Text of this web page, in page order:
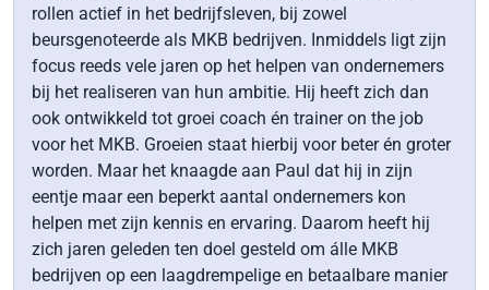
rollen actief in het bedrijfsleven, bij zowel
beursgenoteerde als MKB bedrijven. Inmiddels ligt zijn
focus reeds vele jaren op het helpen van ondernemers
bij het realiseren van hun ambitie. Hij heeft zich dan
ook ontwikkeld tot groei coach én trainer on the job
voor het MKB. Groeien staat hierbij voor beter én groter
worden. Maar het knaagde aan Paul dat hij in zijn
eentje maar een beperkt aantal ondernemers kon
helpen met zijn kennis en ervaring. Daarom heeft hij
zich jaren geleden ten doel gesteld om álle MKB
bedrijven op een laagdrempelige en betaalbare manier